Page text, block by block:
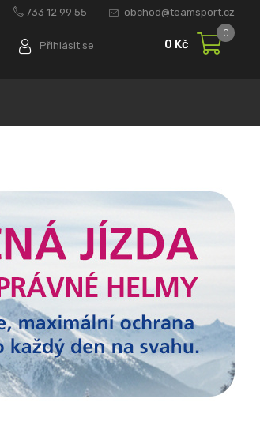
733 12 99 55 obchod@teamsport.cz
Přihlásit se 0 Kč
0